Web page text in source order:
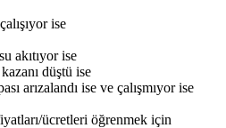
ise
akıtıyor ise
düştü ise
arızalandı ise ve çalışmıyor ise
ücretleri öğrenmek için